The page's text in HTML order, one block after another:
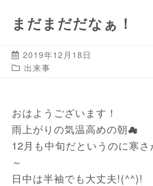
まだまだだなぁ！
2019年12月18日
出来事
おはようございます！
雨上がりの気温高めの朝☁
12月も中旬だというのに寒
～
日中は半袖でも大丈夫!(^^)!